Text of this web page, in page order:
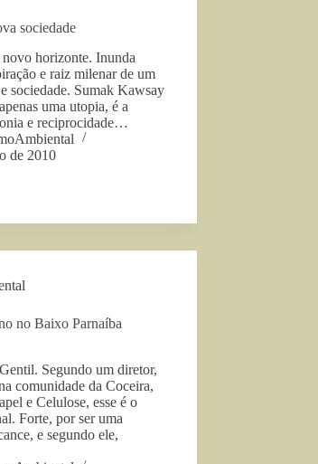
sociedade
horizonte. Inunda
e raiz milenar de um
sociedade. Sumak Kawsay
uma utopia, é a
e reciprocidade…
de 2010
no Baixo Parnaíba
Segundo um diretor,
comunidade da Coceira,
e Celulose, esse é o
Forte, por ser uma
e segundo ele,